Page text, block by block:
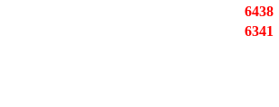
6438
6341